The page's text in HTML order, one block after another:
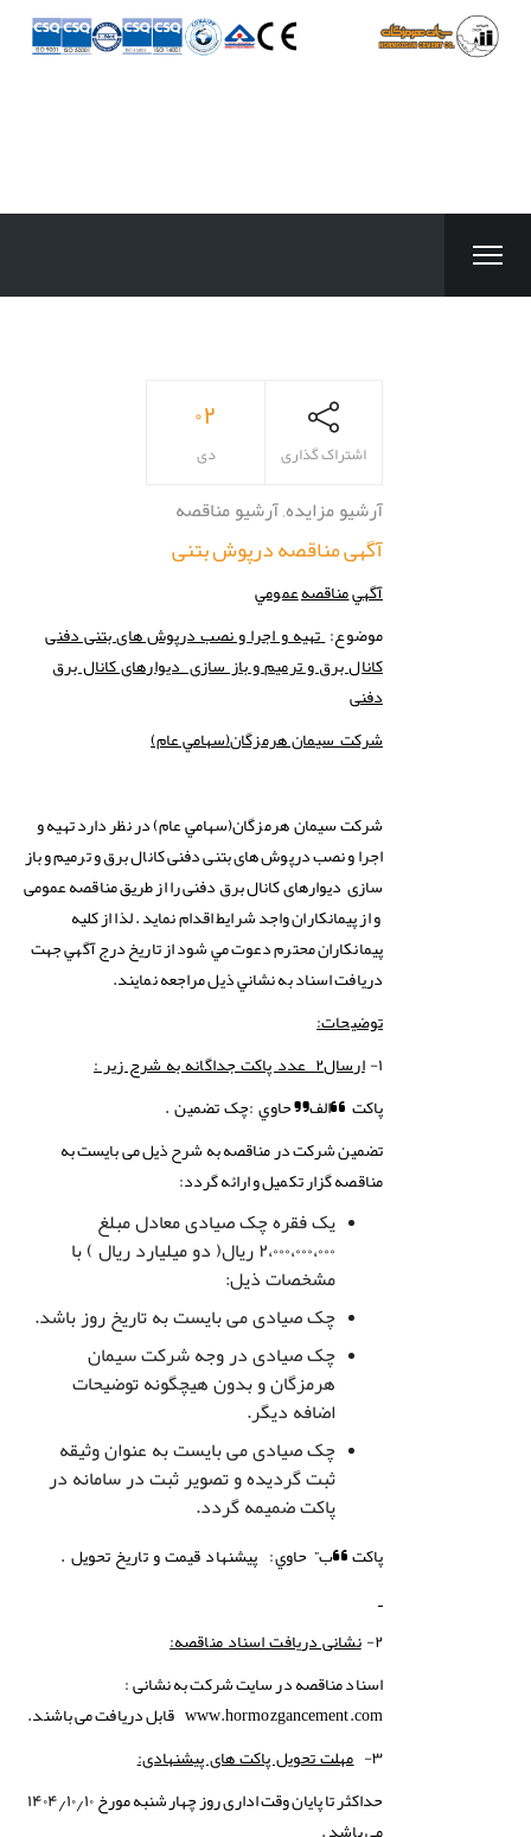
۰۲
دی اشتراک گذاری
آرشیو مزایده آرشیو مناقصه
آگهی مناقصه درپوش بتنی
آگهي مناقصه عمومي
موضوع:
تهیه و اجرا و نصب درپوش های بتنی دفنی
کانال برق و ترمیم و باز سازی دیوارهای کانال برق
دفنی
شركت سيمان هرمزگان(سهامي عام)
شركت سيمان هرمزگان(سهامي عام) در نظر دارد تهیه و
اجرا و نصب درپوش های بتنی دفنی کانال برق و ترمیم و باز
سازی دیوارهای کانال برق دفنی را از طریق مناقصه عمومی
و از پیمانکاران واجد شرایط اقدام نماید . لذا از كليه
پیمانکاران محترم دعوت مي شود از تاريخ درج آگهي جهت
دريافت اسناد به نشاني ذيل مراجعه نمايند.
توضیحات:
۱- ارسال۲ عدد پاکت جداگانه به شرح زیر :
پاكت “الف” حاوي:چک تضمین .
تضمین شركت در مناقصه به شرح ذیل می بایست به
مناقصه گزار تکمیل و ارائه گردد:
یک فقره چک صیادی معادل مبلغ
۲،۰۰۰،۰۰۰،۰۰۰ ریال( دو میلیارد ریال ) با
مشخصات ذیل:
چک صیادی می بایست به تاریخ روز باشد.
چک صیادی در وجه شرکت سیمان
هرمزگان و بدون هیچگونه توضیحات
اضافه دیگر.
چک صیادی می بایست به عنوان وثیقه
ثبت گردیده و تصویر ثبت در سامانه در
پاکت ضمیمه گردد.
پاكت “ب” حاوي: پیشنهاد قیمت و تاریخ تحویل .
۲- نشانی دریافت اسناد مناقصه:
اسناد مناقصه در سایت شرکت به نشانی :
www.hormozgancement.com قابل دریافت می باشند.
۳- مهلت تحویل پاکت های پیشنهادی:
حداکثر تا پایان وقت اداری روز چهارشنبه مورخ ۱۴۰۴٫۱۰٫۱۰